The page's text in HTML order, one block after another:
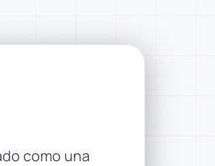
como una